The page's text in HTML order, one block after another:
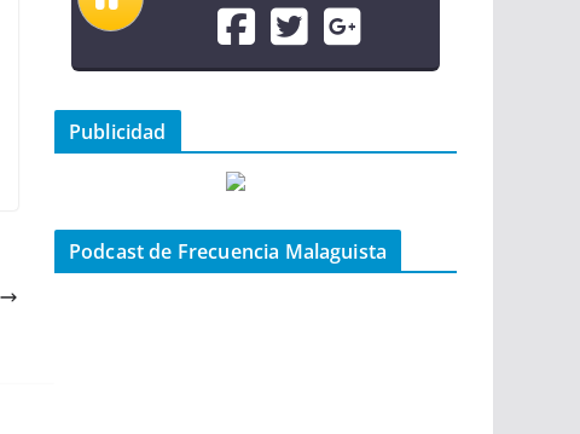
Publicidad
Podcast de Frecuencia Malaguista